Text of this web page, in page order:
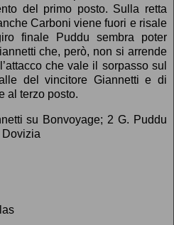
del primo posto. Sulla retta
Carboni viene fuori e risale
finale Puddu sembra poter
che, però, non si arrende
che vale il sorpasso sul
del vincitore Giannetti e di
al terzo posto.
su Bonvoyage; 2 G. Puddu
Dovizia